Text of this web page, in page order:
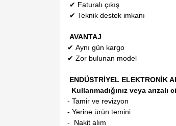
✔ Faturalı çıkış
✔ Teknik destek imkanı
AVANTAJ
✔ Aynı gün kargo
✔ Zor bulunan model
ENDÜSTRİYEL ELEKTRONİK
Kullanmadığınız veya arızalı
- Tamir ve revizyon
- Yerine ürün temini
- Nakit alım